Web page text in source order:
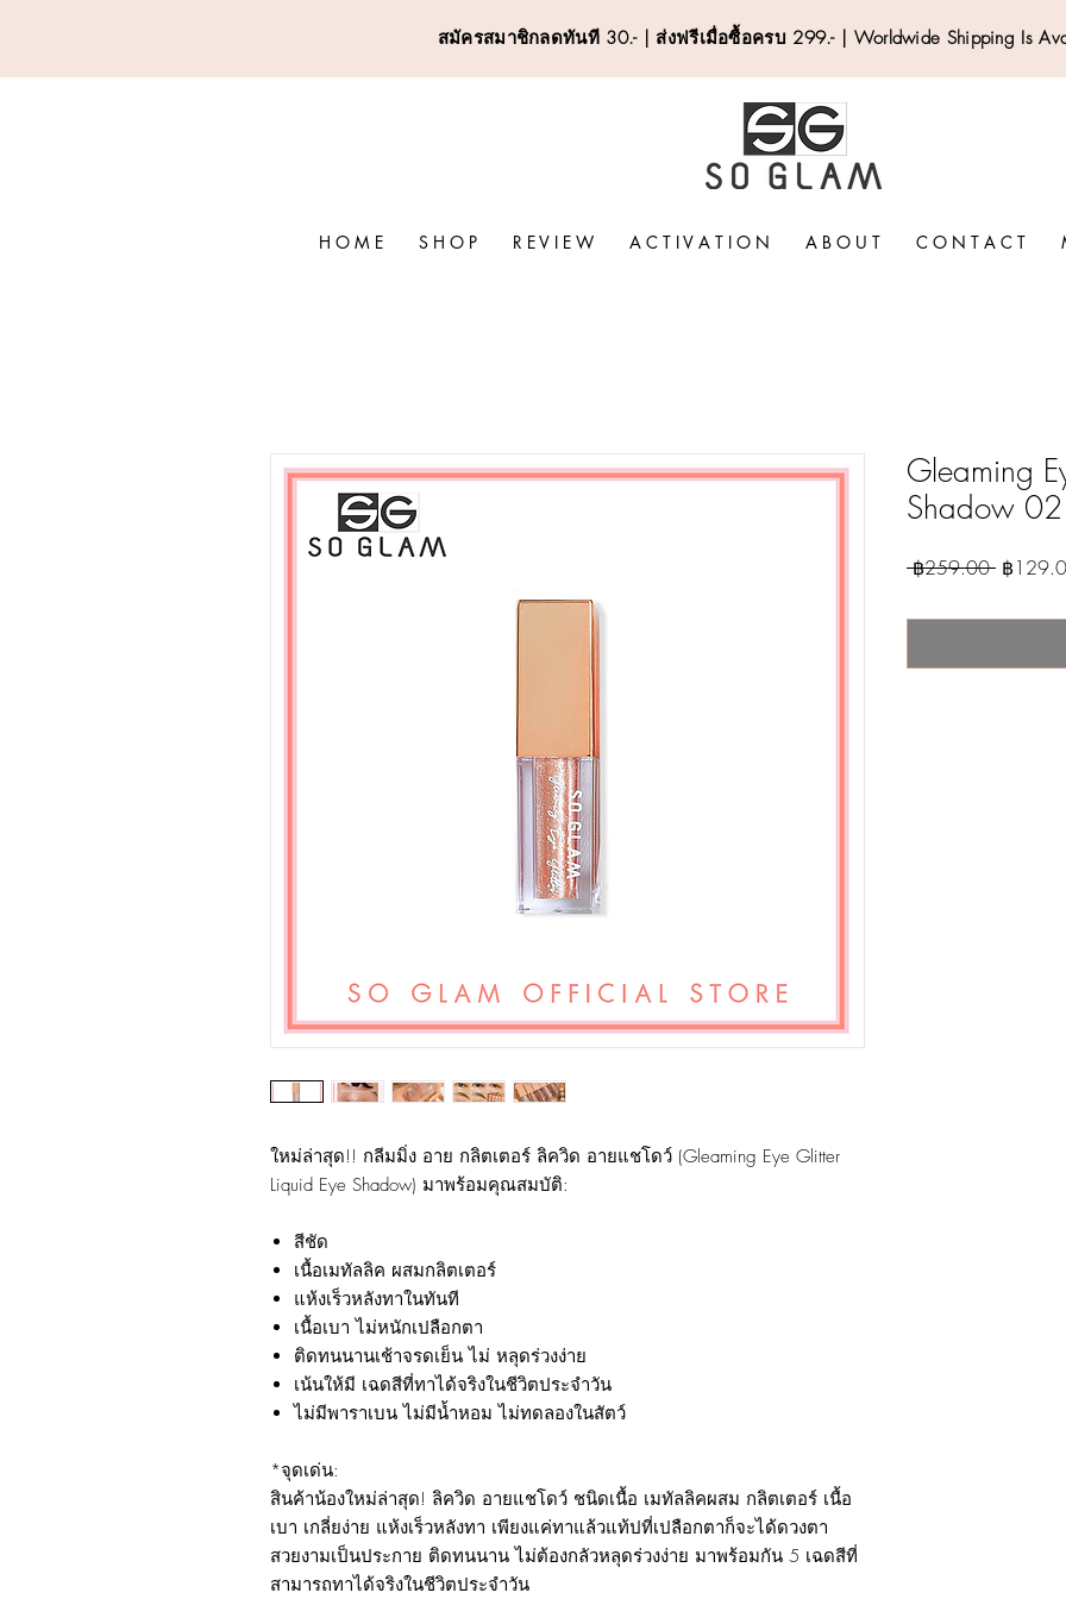
สมัครสมาชิกลดทันที 30.- | ส่งฟรีเมื่อซื้อครบ 299.- | Worldwide Shipping Is
H O M E S H O P R E V I E W A C T I V A T I O N A B O U T C O N T A C T
ใหม่ล่าสุด!! กลีมมิ่ง อาย กลิตเตอร์ ลิควิด อายแชโดว์ (Gleaming Eye Glitter
Liquid Eye Shadow) มาพร้อมคุณสมบัติ:
สีชัด
เนื้อเมทัลลิค ผสมกลิตเตอร์
แห้งเร็วหลังทาในทันที
เนื้อเบา ไม่หนักเปลือกตา
ติดทนนานเช้าจรดเย็น ไม่ หลุดร่วงง่าย
เน้นให้มี เฉดสีที่ทาได้จริงในชีวิตประจำวัน
ไม่มีพาราเบน ไม่มีน้ำหอม ไม่ทดลองในสัตว์
*จุดเด่น:
สินค้าน้องใหม่ล่าสุด! ลิควิด อายแชโดว์ ชนิดเนื้อ เมทัลลิคผสม กลิตเตอร์ เนื้อ
เบา เกลี่ยง่าย แห้งเร็วหลังทา เพียงแค่ทาแล้วแท้ปที่เปลือกตาก็จะได้ดวงตา
สวยงามเป็นประกาย ติดทนนาน ไม่ต้องกลัวหลุดร่วงง่าย มาพร้อมกัน 5 เฉดสีที่
สามารถทาได้จริงในชีวิตประจำวัน
Gleaming
Shadow
฿259.00 Regular
฿